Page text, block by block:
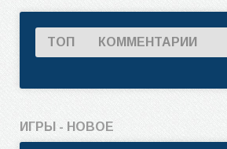
ТОП КОММЕНТАРИИ
ИГРЫ - НОВОЕ